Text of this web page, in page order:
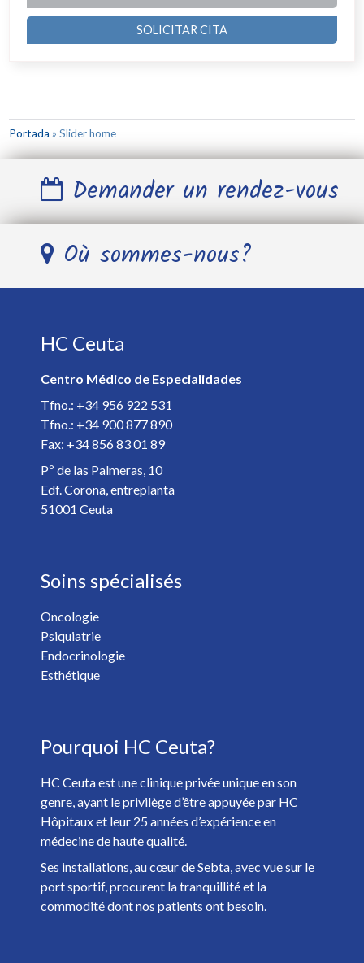
SOLICITAR CITA
Portada »Slider home
Demander un rendez-vous
Télephone *
E-mail *
Spécialiste *
Détails de votre rendez-vous *
Vous voulez recevoir les nouvelles de HC Hospitales? *
Oui
Non
Confidentialité. *
Où sommes-nous?
HC Ceuta
Centro Médico de Especialidades
Tfno.: +34 956 922 531
Tfno.: +34 900 877 890
Fax: +34 856 83 01 89
Pº de las Palmeras, 10
Edf. Corona, entreplanta
51001 Ceuta
Soins spécialisés
Oncologie
Psiquiatrie
Endocrinologie
Esthétique
Pourquoi HC Ceuta?
HC Ceuta est une clinique privée unique en son
genre, ayant le privilège d’être appuyée par HC
Hôpitaux et leur 25 années d’expérience en
médecine de haute qualité.
Ses installations, au cœur de Sebta, avec vue sur le
port sportif, procurent la tranquillité et la
commodité dont nos patients ont besoin.